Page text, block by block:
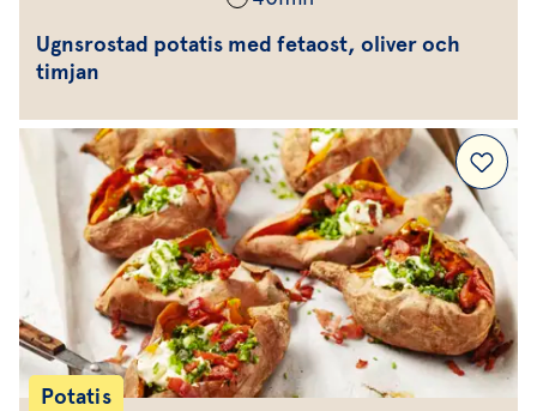
Ugnsrostad potatis med fetaost, oliver och
timjan
Potatis